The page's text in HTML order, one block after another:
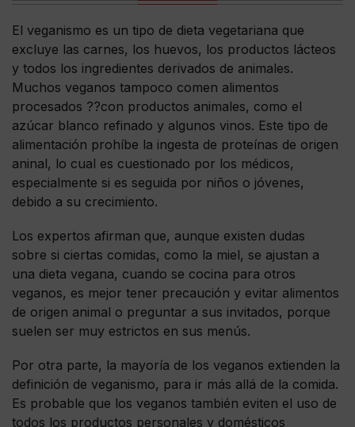
El veganismo es un tipo de dieta vegetariana que
excluye las carnes, los huevos, los productos lácteos
y todos los ingredientes derivados de animales.
Muchos veganos tampoco comen alimentos
procesados ??con productos animales, como el
azúcar blanco refinado y algunos vinos. Este tipo de
alimentación prohíbe la ingesta de proteínas de origen
aninal, lo cual es cuestionado por los médicos,
especialmente si es seguida por niños o jóvenes,
debido a su crecimiento.
Los expertos afirman que, aunque existen dudas
sobre si ciertas comidas, como la miel, se ajustan a
una dieta vegana, cuando se cocina para otros
veganos, es mejor tener precaución y evitar alimentos
de origen animal o preguntar a sus invitados, porque
suelen ser muy estrictos en sus menús.
Por otra parte, la mayoría de los veganos extienden la
definición de veganismo, para ir más allá de la comida.
Es probable que los veganos también eviten el uso de
todos los productos personales y domésticos